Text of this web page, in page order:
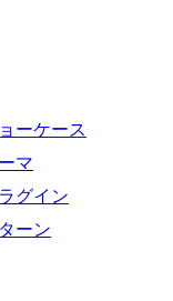
ーケース
マ
グイン
ーン